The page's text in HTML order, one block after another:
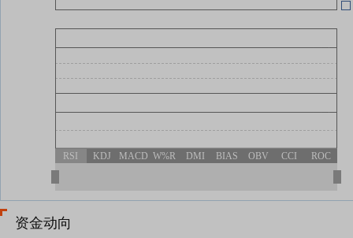
06-02
RSI KDJ MACD W%R DMI BIAS OBV CCI ROC
资金动向